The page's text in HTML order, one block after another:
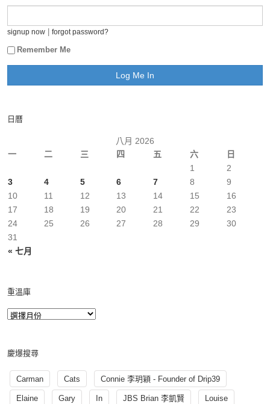
signup now forgot password?
Remember Me
日曆
八月 2026
一
二 三 四 五 六 日
« 七月
1
2
3
4 5 6 7 8
9
10
11 12 13 14 15
16
17
18 19 20 21 22
23
24
25 26 27 28 29
30
31
重溫庫
慶爆搜尋
Carman Cats Connie 李玥穎 - Founder of Drip39
Elaine Gary In JBS Brian 李凱賢 Louise